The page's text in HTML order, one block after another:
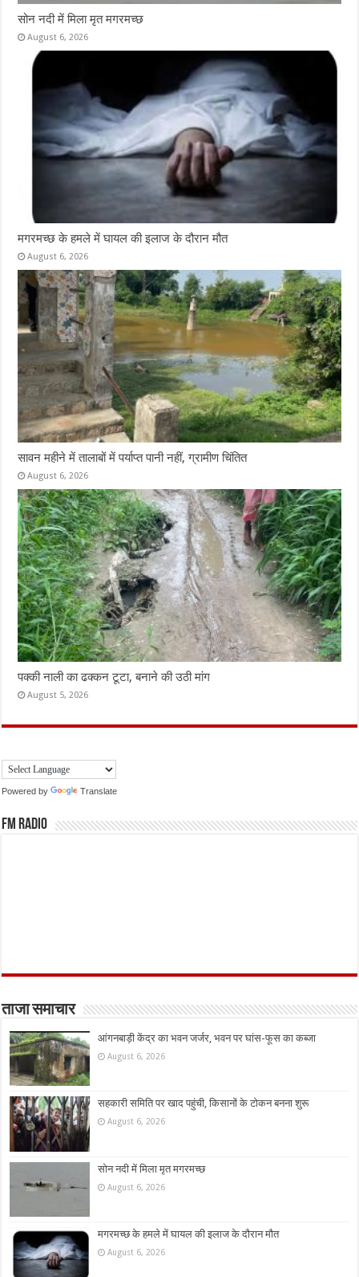
सोन नदी में मिला मृत मगरमच्छ
August 6, 2026
मगरमच्छ के हमले में घायल की इलाज के दौरान मौत
August 6, 2026
सावन महीने में तालाबों में पर्याप्त पानी नहीं, ग्रामीण चिंतित
August 6, 2026
पक्की नाली का ढक्कन टूटा, बनाने की उठी मांग
August 5, 2026
Powered by Translate
FM Radio
ताजा समाचार
आंगनबाड़ी केंद्र का भवन जर्जर, भवन पर घांस-फूस का कब्जा
August 6, 2026
सहकारी समिति पर खाद पहुंची, किसानों के टोकन बनना शुरू
August 6, 2026
सोन नदी में मिला मृत मगरमच्छ
August 6, 2026
मगरमच्छ के हमले में घायल की इलाज के दौरान मौत
August 6, 2026